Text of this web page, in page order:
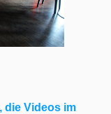
die Videos im